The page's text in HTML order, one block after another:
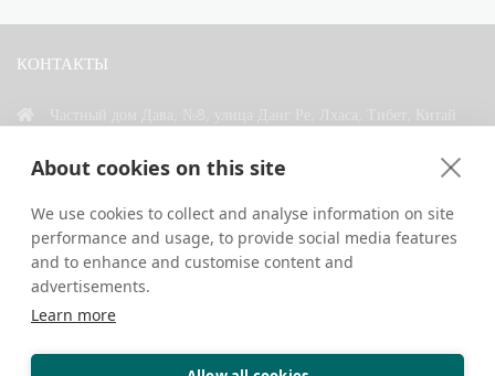
About cookies on this site
We use cookies to collect and analyse information on site
performance and usage, to provide social media features
and to enhance and customise content and
advertisements.
Learn more
КОНТАКТЫ
СВЯЗАТЬСЯ С НАМИ